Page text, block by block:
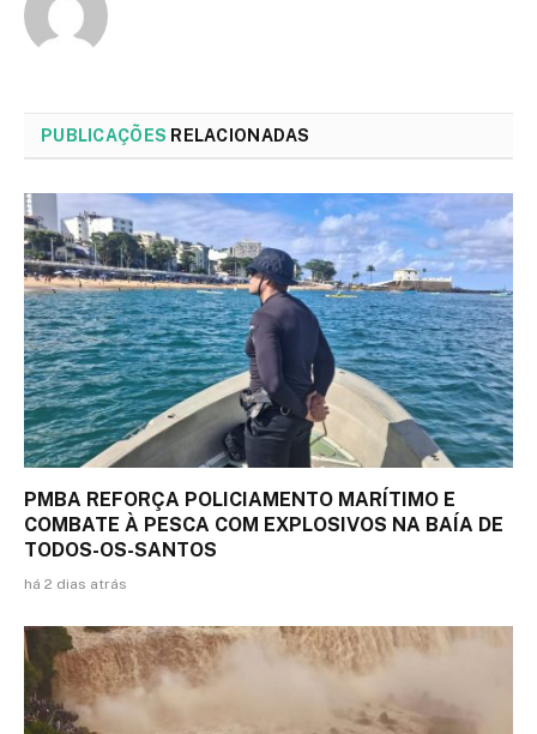
PUBLICAÇÕES RELACIONADAS
PMBA REFORÇA POLICIAMENTO MARÍTIMO E
COMBATE À PESCA COM EXPLOSIVOS NA BAÍA DE
TODOS-OS-SANTOS
há 2 dias atrás